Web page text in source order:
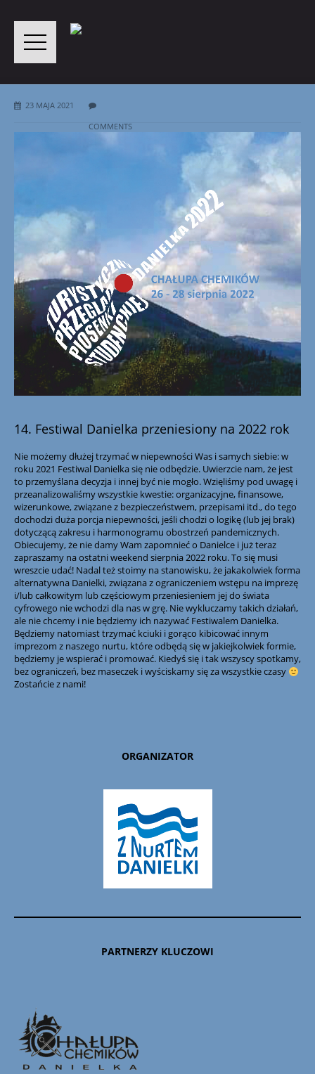
23 MAJA 2021
COMMENTS
14. Festiwal Danielka przeniesiony na 2022 rok
Nie możemy dłużej trzymać w niepewności Was i samych siebie: w
roku 2021 Festiwal Danielka się nie odbędzie. Uwierzcie nam, że jest
to przemyślana decyzja i innej być nie mogło. Wzięliśmy pod uwagę i
przeanalizowaliśmy wszystkie kwestie: organizacyjne, finansowe,
wizerunkowe, związane z bezpieczeństwem, przepisami itd., do tego
dochodzi duża porcja niepewności, jeśli chodzi o logikę (lub jej brak)
dotyczącą zakresu i harmonogramu obostrzeń pandemicznych.
Obiecujemy, że nie damy Wam zapomnieć o Danielce i już teraz
zapraszamy na ostatni weekend sierpnia 2022 roku. To się musi
wreszcie udać! Nadal też stoimy na stanowisku, że jakakolwiek forma
alternatywna Danielki, związana z ograniczeniem wstępu na imprezę
i/lub całkowitym lub częściowym przeniesieniem jej do świata
cyfrowego nie wchodzi dla nas w grę. Nie wykluczamy takich działań,
ale nie chcemy i nie będziemy ich nazywać Festiwalem Danielka.
Będziemy natomiast trzymać kciuki i gorąco kibicować innym
imprezom z naszego nurtu, które odbędą się w jakiejkolwiek formie,
będziemy je wspierać i promować. Kiedyś się i tak wszyscy spotkamy,
bez ograniczeń, bez maseczek i wyściskamy się za wszystkie czasy
Zostańcie z nami!
ORGANIZATOR
PARTNERZY KLUCZOWI